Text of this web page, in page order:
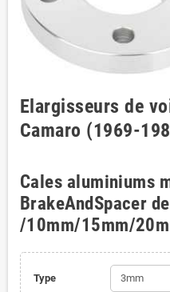
Elargisseurs de
Camaro (1969-
Cales aluminiums
BrakeAndSpacer
/10mm/15mm/
Type